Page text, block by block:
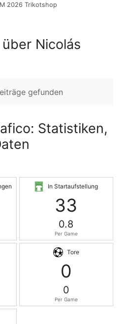
2026 Trikotshop
Nicolás
gefunden
Statistiken,
In Startaufstellung
33
0.8
Per Game
Tore
0
0
Per Game